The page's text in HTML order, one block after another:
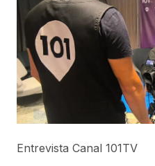
Entrevista Canal 101TV